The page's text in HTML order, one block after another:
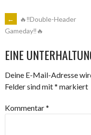
ARTIKEL-
NAVIGATION
←
🔥‼Double-Header
Gameday‼🔥
EINE
Deine E-Mail-Adresse
Felder sind mit* markiert
Kommentar*